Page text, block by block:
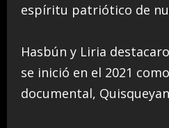
espíritu patriótico de
Hasbún y Liria
se inició en el 2021
documental,